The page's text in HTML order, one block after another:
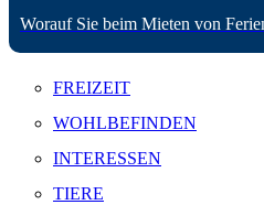
Worauf Sie beim Mieten von
FREIZEIT
WOHLBEFINDEN
INTERESSEN
TIERE